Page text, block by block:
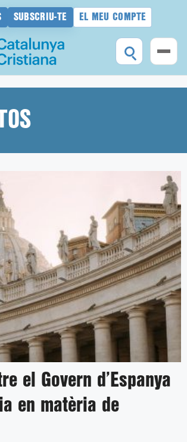
SUBSCRIU-TE EL MEU COMPTE
el Govern d’Espanya
en matèria de